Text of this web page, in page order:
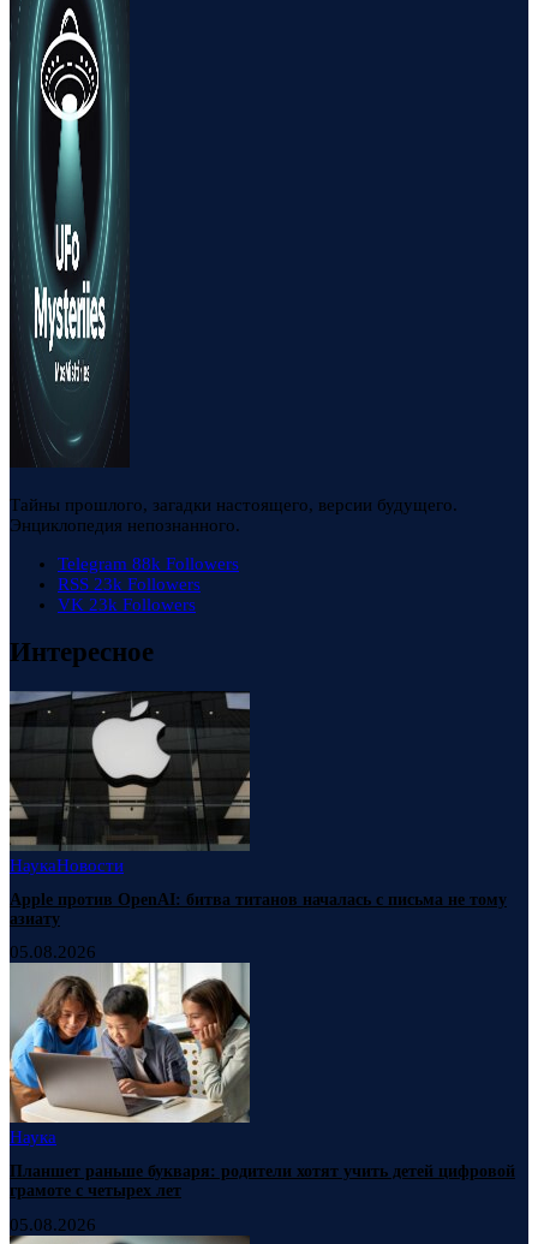
Тайны прошлого, загадки настоящего, версии будущего.
Энциклопедия непознанного.
Telegram 88k Followers
RSS 23k Followers
VK 23k Followers
Интересное
НаукаНовости
Apple против OpenAI: битва титанов началась с письма не тому
азиату
05.08.2026
Наука
Планшет раньше букваря: родители хотят учить детей цифровой
грамоте с четырех лет
05.08.2026